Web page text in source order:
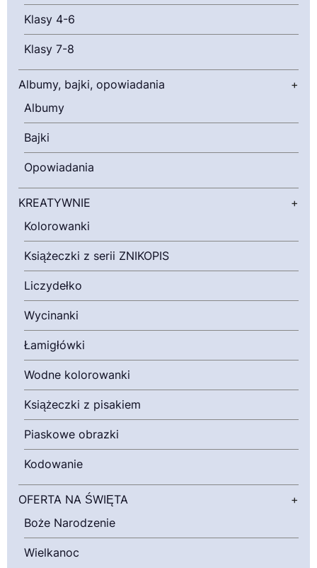
Klasy 4-6
Klasy 7-8
Albumy, bajki, opowiadania
+
Albumy
Bajki
Opowiadania
KREATYWNIE
+
Kolorowanki
Książeczki z serii ZNIKOPIS
Liczydełko
Wycinanki
Łamigłówki
Wodne kolorowanki
Książeczki z pisakiem
Piaskowe obrazki
Kodowanie
OFERTA NA ŚWIĘTA
+
Boże Narodzenie
Wielkanoc